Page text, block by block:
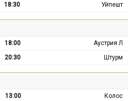
18:30 Уйпешт
18:00
Аустрия Л
20:30 Штурм
13:00
Колос